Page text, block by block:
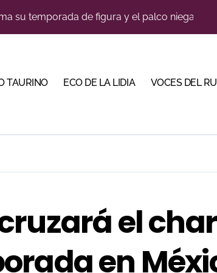
sobresale en una noche gris en Las Ventas
Martín para su regreso a Huesca trece años
en una feria que vuelve a mirar al futuro
por los jóvenes con entradas desde un
TAURINO ECO DE LA LIDIA VOCES DEL
el
en